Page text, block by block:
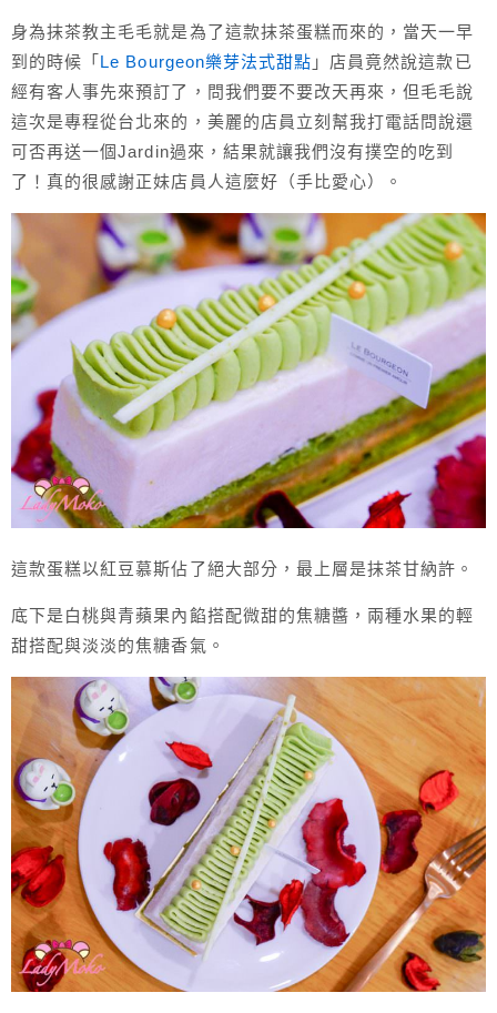
身為抹茶教主毛毛就是為了這款抹茶蛋糕而來的，當天一早
到的時候「 Le Bourgeon樂芽法式甜點 」店員竟然說這款已
經有客人事先來預訂了，問我們要不要改天再來，但毛毛說
這次是專程從台北來的，美麗的店員立刻幫我打電話問說還
可否再送一個Jardin過來，結果就讓我們沒有撲空的吃到
了！真的很感謝正妹店員人這麼好（手比愛心）。
這款蛋糕以紅豆慕斯佔了絕大部分，最上層是抹茶甘納許。
底下是白桃與青蘋果內餡搭配微甜的焦糖醬，兩種水果的輕
甜搭配與淡淡的焦糖香氣。